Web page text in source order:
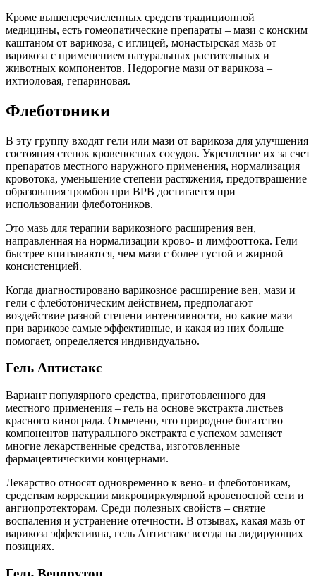
Кроме вышеперечисленных средств традиционной
медицины, есть гомеопатические препараты – мази с конским
каштаном от варикоза, с иглицей, монастырская мазь от
варикоза с применением натуральных растительных и
животных компонентов. Недорогие мази от варикоза –
ихтиоловая, гепариновая.
Флеботоники
В эту группу входят гели или мази от варикоза для улучшения
состояния стенок кровеносных сосудов. Укрепление их за счет
препаратов местного наружного применения, нормализация
кровотока, уменьшение степени растяжения, предотвращение
образования тромбов при ВРВ достигается при
использовании флеботоников.
Это мазь для терапии варикозного расширения вен,
направленная на нормализации крово- и лимфооттока. Гели
быстрее впитываются, чем мази с более густой и жирной
консистенцией.
Когда диагностировано варикозное расширение вен, мази и
гели с флеботоническим действием, предполагают
воздействие разной степени интенсивности, но какие мази
при варикозе самые эффективные, и какая из них больше
помогает, определяется индивидуально.
Гель Антистакс
Вариант популярного средства, приготовленного для
местного применения – гель на основе экстракта листьев
красного винограда. Отмечено, что природное богатство
компонентов натурального экстракта с успехом заменяет
многие лекарственные средства, изготовленные
фармацевтическими концернами.
Лекарство относят одновременно к вено- и флеботоникам,
средствам коррекции микроциркулярной кровеносной сети и
ангиопротекторам. Среди полезных свойств – снятие
воспаления и устранение отечности. В отзывах, какая мазь от
варикоза эффективна, гель Антистакс всегда на лидирующих
позициях.